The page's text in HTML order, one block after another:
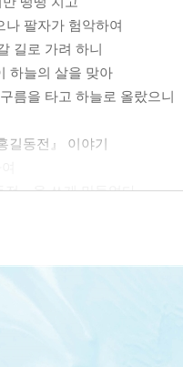
나 팔자가 험악하여
길로 가려 하니
하늘의 살을 맞아
름을 타고 하늘로 올랐으니
길동전』 이야기
전』을 쓰게 만들었다